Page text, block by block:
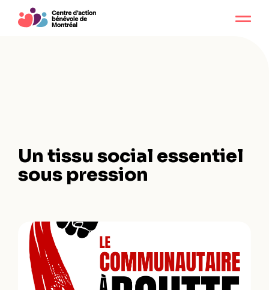
Un tissu social essentiel
sous pression